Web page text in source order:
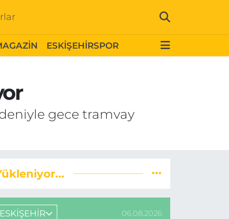
ESKİŞEHİRSPOR
gece tramvay
ESKİŞEHİR 06.08.2026